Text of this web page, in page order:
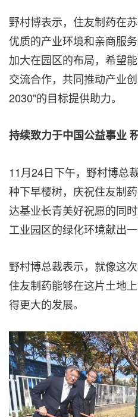
野村博表示，住友制药在
优质的产业环境和亲商服
加大在园区的布局，希望
交流合作，共同推动产业
2030"的目标提供助力。
持续致力于中国公益事业
11月24日下午，野村博总
种下早樱树，庆祝住友制
达基业长青美好祝愿的同
工业园区的绿化环境献出一
野村博总裁表示，就像这
住友制药能够在这片土地
得更大的发展。